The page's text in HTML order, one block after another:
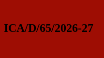
ICA/D/65/2026-27